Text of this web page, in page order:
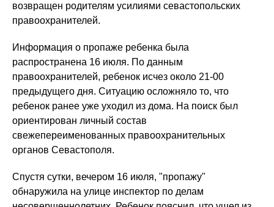
возвращен родителям усилиями севастопольских
правоохранителей.
Информация о пропаже ребенка была
распространена 16 июля. По данным
правоохранителей, ребенок исчез около 21-00
предыдущего дня. Ситуацию осложняло то, что
ребенок ранее уже уходил из дома. На поиск был
ориентирован личный состав
свежепереименованных правоохранительных
органов Севастополя.
Спустя сутки, вечером 16 июля, "пропажу"
обнаружила на улице инспектор по делам